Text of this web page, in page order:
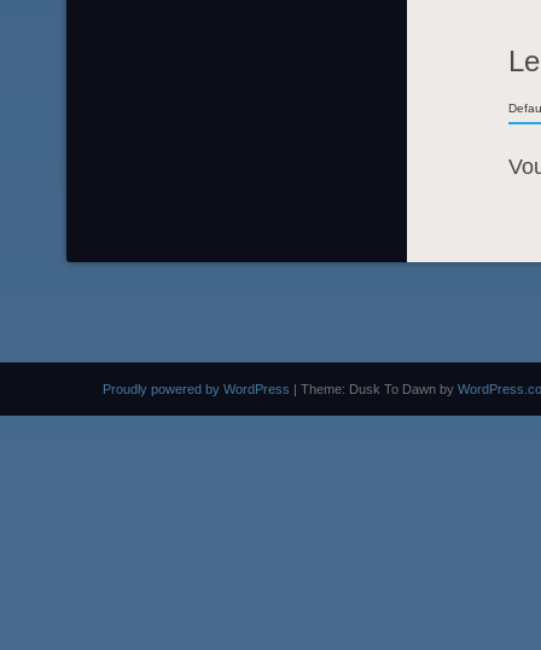
Proudly powered by WordPress | Theme: Dusk To Dawn by